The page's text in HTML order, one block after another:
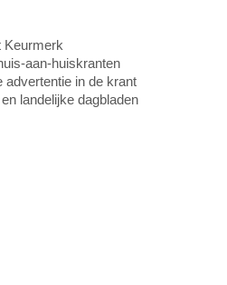
Keurmerk
aan-huiskranten
advertentie in de krant
landelijke dagbladen